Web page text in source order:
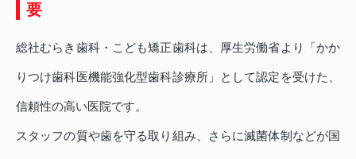
要
総社むらき歯科・こども矯正歯科は、厚生労働省より「かか
りつけ歯科医機能強化型歯科診療所」として認定を受けた、
信頼性の高い医院です。
スタッフの質や歯を守る取り組み、さらに滅菌体制などが国